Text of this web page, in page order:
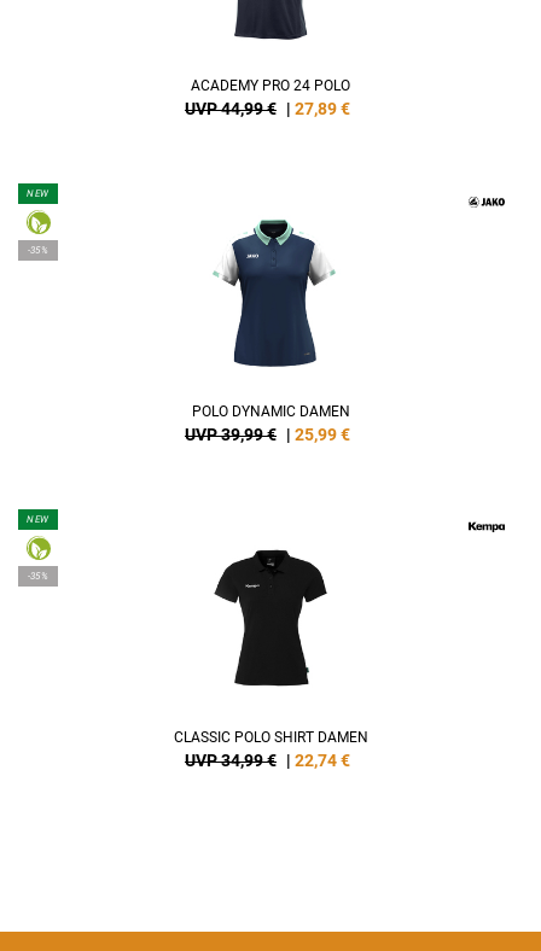
ACADEMY PRO 24 POLO
UVP 44,99 € | 27,89€
NEW
-35%
POLO DYNAMIC DAMEN
UVP 39,99 € | 25,99€
NEW
-35%
CLASSIC POLO SHIRT DAMEN
UVP 34,99 € | 22,74€